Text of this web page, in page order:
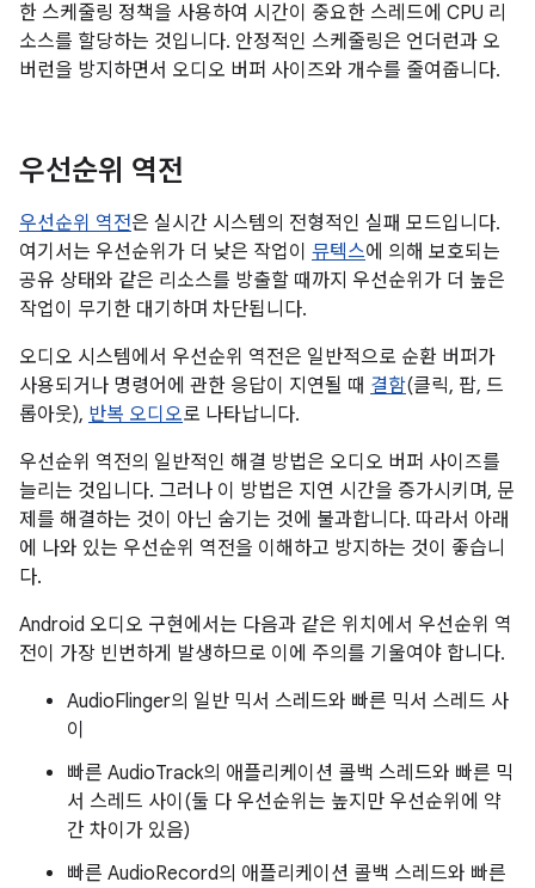
한 스케줄링 정책을 사용하여 시간이 중요한 스레드에 CPU 리
소스를 할당하는 것입니다. 안정적인 스케줄링은 언더런과 오
버런을 방지하면서 오디오 버퍼 사이즈와 개수를 줄여줍니다.
우선순위 역전
우선순위 역전은 실시간 시스템의 전형적인 실패 모드입니다.
여기서는 우선순위가 더 낮은 작업이 뮤텍스에 의해 보호되는
공유 상태와 같은 리소스를 방출할 때까지 우선순위가 더 높은
작업이 무기한 대기하며 차단됩니다.
오디오 시스템에서 우선순위 역전은 일반적으로 순환 버퍼가
사용되거나 명령어에 관한 응답이 지연될 때 결함(클릭, 팝, 드
롭아웃), 반복 오디오로 나타납니다.
우선순위 역전의 일반적인 해결 방법은 오디오 버퍼 사이즈를
늘리는 것입니다. 그러나 이 방법은 지연 시간을 증가시키며, 문
제를 해결하는 것이 아닌 숨기는 것에 불과합니다. 따라서 아래
에 나와 있는 우선순위 역전을 이해하고 방지하는 것이 좋습니
다.
Android 오디오 구현에서는 다음과 같은 위치에서 우선순위 역
전이 가장 빈번하게 발생하므로 이에 주의를 기울여야 합니다.
AudioFlinger의 일반 믹서 스레드와 빠른 믹서 스레드 사
이
빠른 AudioTrack의 애플리케이션 콜백 스레드와 빠른 믹
서 스레드 사이(둘 다 우선순위는 높지만 우선순위에 약
간 차이가 있음)
빠른 AudioRecord의 애플리케이션 콜백 스레드와 빠른